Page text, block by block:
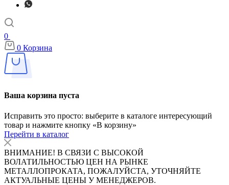
0
0 Корзина
Ваша корзина пуста
Исправить это просто: выберите в каталоге интересующий
товар и нажмите кнопку «В корзину»
Перейти в каталог
ВНИМАНИЕ! В СВЯЗИ С ВЫСОКОЙ
ВОЛАТИЛЬНОСТЬЮ ЦЕН НА РЫНКЕ
МЕТАЛЛОПРОКАТА, ПОЖАЛУЙСТА, УТОЧНЯЙТЕ
АКТУАЛЬНЫЕ ЦЕНЫ У МЕНЕДЖЕРОВ.